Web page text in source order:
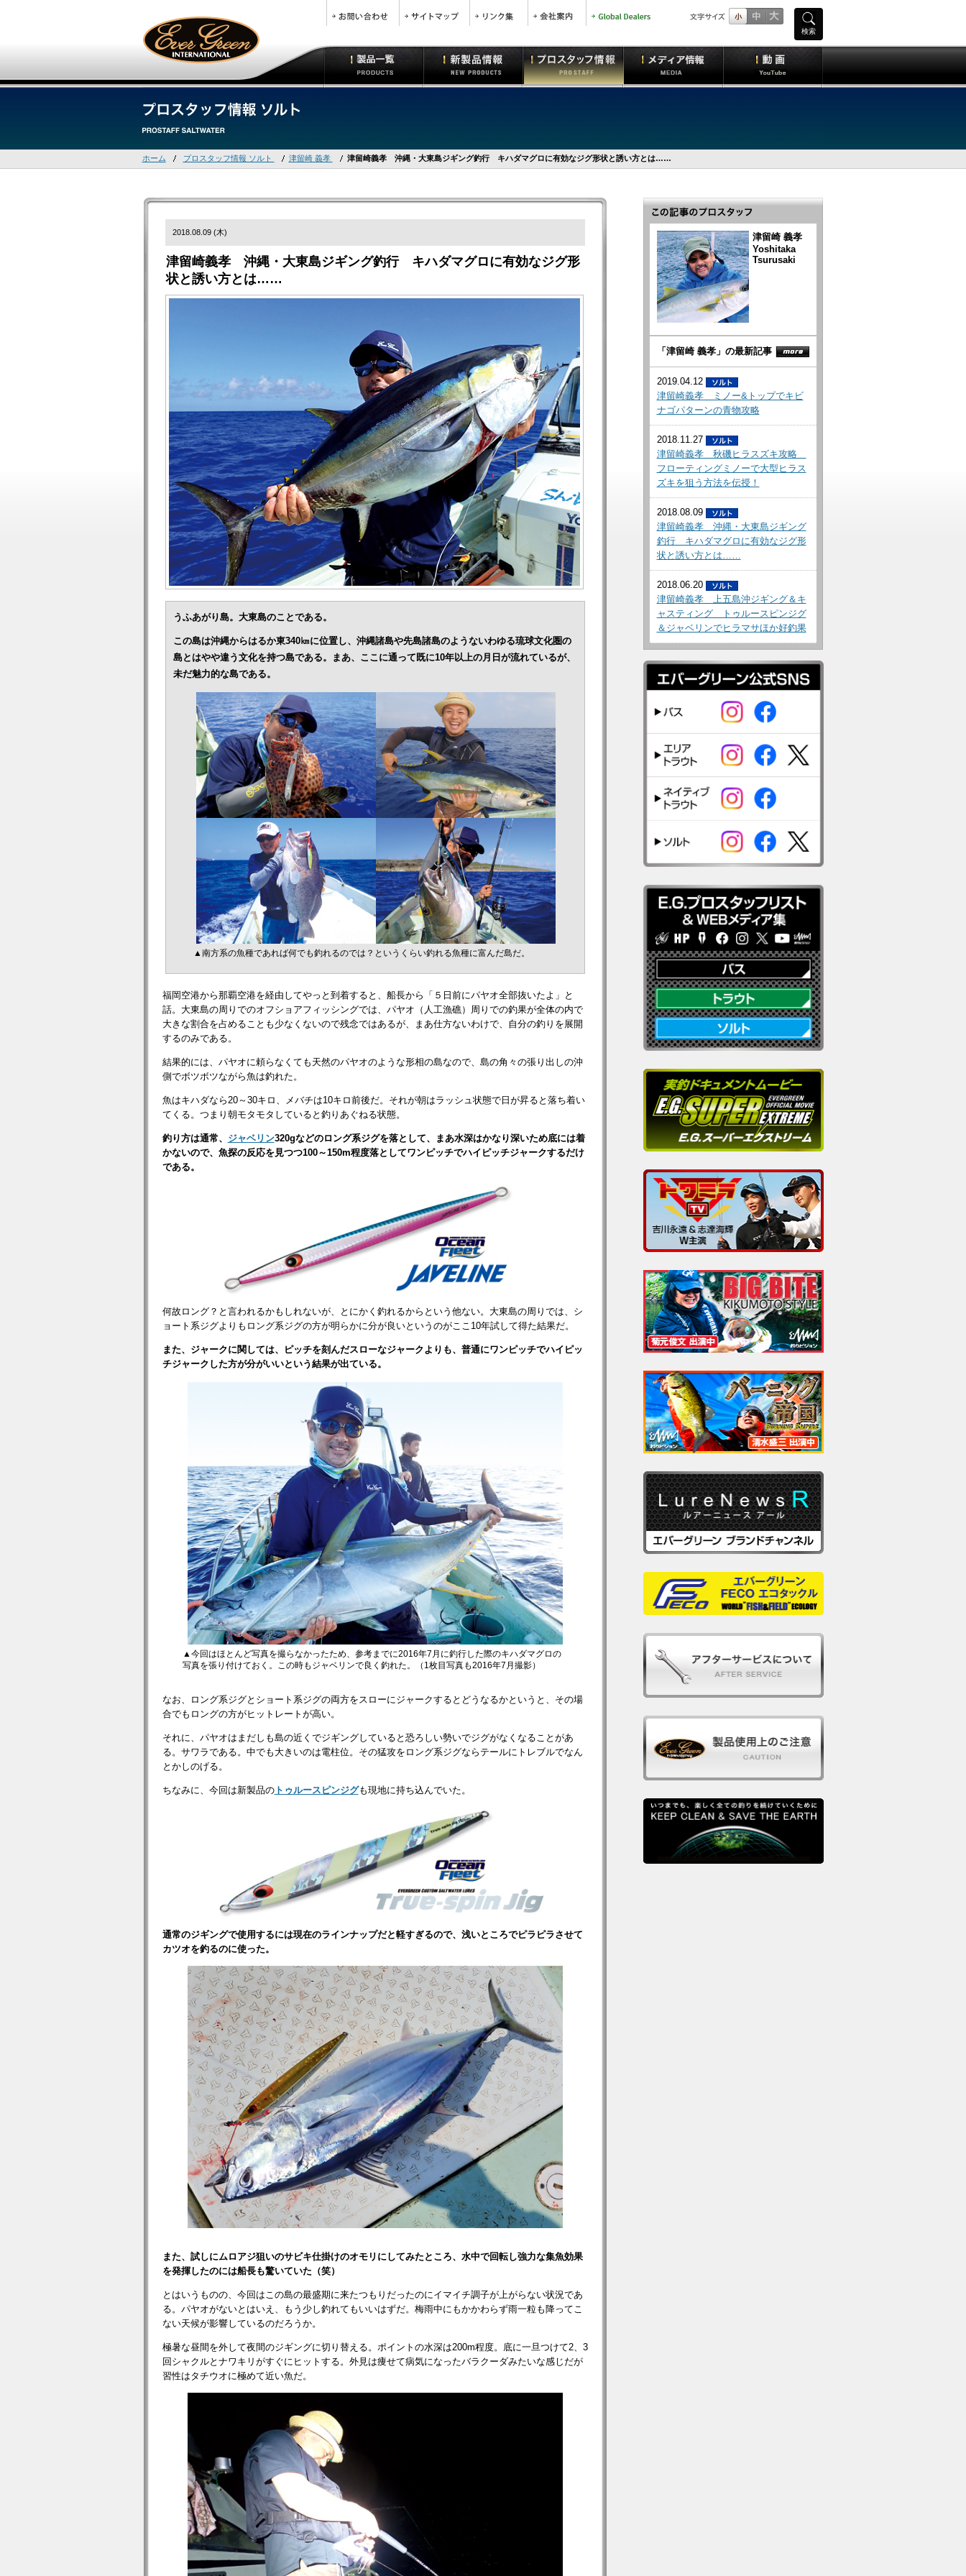
検索
ホーム プロスタッフ情報 ソルト 津留崎 義孝 津留崎義孝 沖縄・大東島ジギング釣行 キハダマグロに有効なジグ形状と誘い方とは……
2018.08.09 (木)
津留崎義孝 沖縄・大東島ジギング釣行 キハダマグロに有効なジグ形
状と誘い方とは……
うふあがり島。大東島のことである。
この島は沖縄からはるか東340㎞に位置し、沖縄諸島や先島諸島のようないわゆる琉球文化圏の
島とはやや違う文化を持つ島である。まあ、ここに通って既に10年以上の月日が流れているが、
未だ魅力的な島である。
▲南方系の魚種であれば何でも釣れるのでは？というくらい釣れる魚種に富んだ島だ。
福岡空港から那覇空港を経由してやっと到着すると、船長から「５日前にパヤオ全部抜いたよ」と
話。大東島の周りでのオフショアフィッシングでは、パヤオ（人工漁礁）周りでの釣果が全体の内で
大きな割合を占めることも少なくないので残念ではあるが、まあ仕方ないわけで、自分の釣りを展開
するのみである。
結果的には、パヤオに頼らなくても天然のパヤオのような形相の島なので、島の角々の張り出しの沖
側でボツボツながら魚は釣れた。
魚はキハダなら20～30キロ、メバチは10キロ前後だ。それが朝はラッシュ状態で日が昇ると落ち着い
てくる。つまり朝モタモタしていると釣りあぐねる状態。
釣り方は通常、 ジャベリン320gなどのロング系ジグを落として、まあ水深はかなり深いため底には着
かないので、魚探の反応を見つつ100～150m程度落としてワンピッチでハイピッチジャークするだけ
である。
何故ロング？と言われるかもしれないが、とにかく釣れるからという他ない。大東島の周りでは、シ
ョート系ジグよりもロング系ジグの方が明らかに分が良いというのがここ10年試して得た結果だ。
また、ジャークに関しては、ピッチを刻んだスローなジャークよりも、普通にワンピッチでハイピッ
チジャークした方が分がいいという結果が出ている。
▲今回はほとんど写真を撮らなかったため、参考までに2016年7月に釣行した際のキハダマグロの
写真を張り付けておく。この時もジャベリンで良く釣れた。（1枚目写真も2016年7月撮影）
なお、ロング系ジグとショート系ジグの両方をスローにジャークするとどうなるかというと、その場
合でもロングの方がヒットレートが高い。
それに、パヤオはまだしも島の近くでジギングしていると恐ろしい勢いでジグがなくなることがあ
る。サワラである。中でも大きいのは電柱位。その猛攻をロング系ジグならテールにトレブルでなん
とかしのげる。
ちなみに、今回は新製品のトゥルースピンジグも現地に持ち込んでいた。
通常のジギングで使用するには現在のラインナップだと軽すぎるので、浅いところでピラピラさせて
カツオを釣るのに使った。
また、試しにムロアジ狙いのサビキ仕掛けのオモリにしてみたところ、水中で回転し強力な集魚効果
を発揮したのには船長も驚いていた（笑）
とはいうものの、今回はこの島の最盛期に来たつもりだったのにイマイチ調子が上がらない状況であ
る。パヤオがないとはいえ、もう少し釣れてもいいはずだ。梅雨中にもかかわらず雨一粒も降ってこ
ない天候が影響しているのだろうか。
極暑な昼間を外して夜間のジギングに切り替える。ポイントの水深は200m程度。底に一旦つけて2、3
回シャクルとナワキリがすぐにヒットする。外見は痩せて病気になったバラクーダみたいな感じだが
習性はタチウオに極めて近い魚だ。
津留崎 義孝
Yoshitaka
Tsurusaki
「津留崎 義孝」の最新記事
2019.04.12
津留崎義孝 ミノー&トップでキビ
ナゴパターンの青物攻略
2018.11.27
津留崎義孝 秋磯ヒラスズキ攻略
フローティングミノーで大型ヒラス
ズキを狙う方法を伝授！
2018.08.09
津留崎義孝 沖縄・大東島ジギング
釣行 キハダマグロに有効なジグ形
状と誘い方とは……
2018.06.20
津留崎義孝 上五島沖ジギング＆キ
ャスティング トゥルースピンジグ
＆ジャベリンでヒラマサほか好釣果